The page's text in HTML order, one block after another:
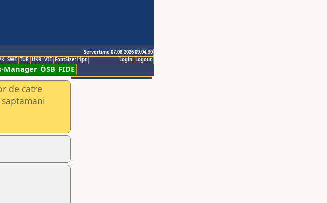
Servertime 07.08.2026 09:04:30
Logout
Login
SWE TUR UKR VIE FontSize:11pt
Manager ÖSB FIDE
de catre